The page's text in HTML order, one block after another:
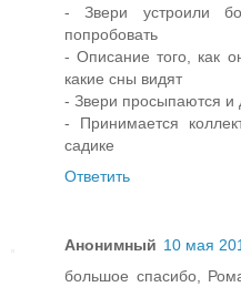
- Звери устроили
попробовать
- Описание того, как
какие сны видят
- Звери просыпаются и
- Принимается
садике
Ответить
Анонимный 10 мая
большое спасибо,